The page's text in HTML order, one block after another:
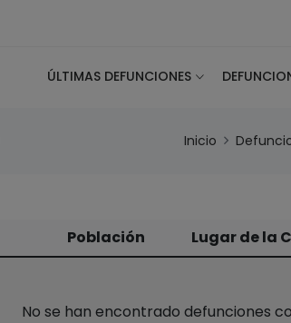
ÚLTIMAS DEFUNCIONES
Inicio
Población Lugar de la
No se han encontrado defunciones